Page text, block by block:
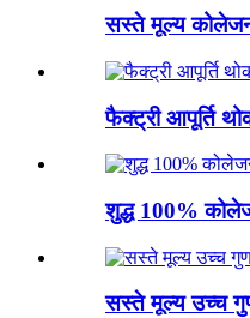
सस्ते मूल्य
फैक्ट्री आपूर्ति
शुद्ध 100%
सस्ते मूल्य उच्च